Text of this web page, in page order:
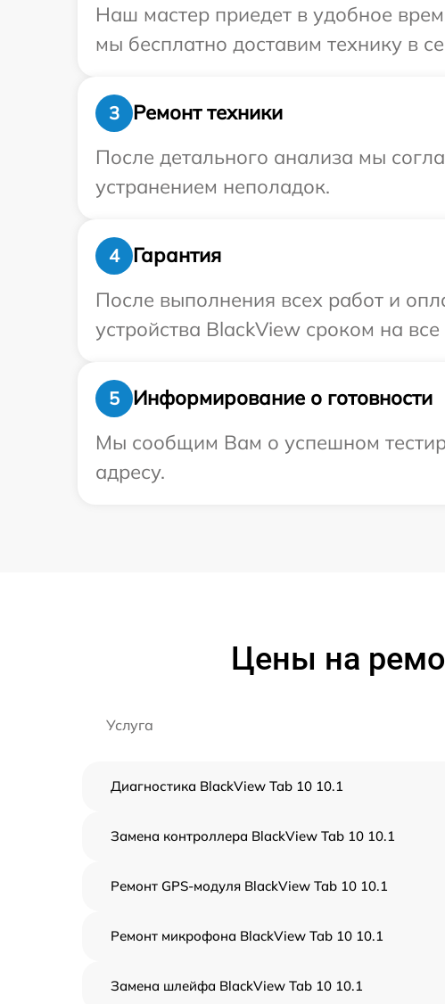
Наш мастер приедет в удобное
мы бесплатно доставим технику в
3
Ремонт техники
После детального анализа мы
устранением неполадок.
4
Гарантия
После выполнения всех работ и
устройства BlackView сроком на
5
Информирование о готовности
Мы сообщим Вам о успешном
адресу.
Цены на
Услуга
Диагностика BlackView Tab 10 10.1
Замена контроллера BlackView Tab 10 10.1
Ремонт GPS-модуля BlackView Tab 10 10.1
Ремонт микрофона BlackView Tab 10 10.1
Замена шлейфа BlackView Tab 10 10.1